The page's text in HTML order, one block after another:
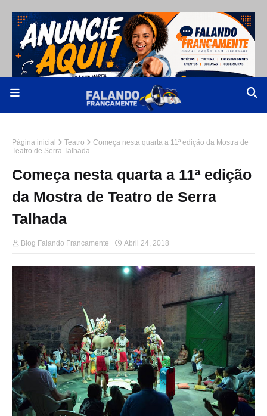
Página inicial Teatro
Começa nesta quarta a 11ª edição da Mostra de
Teatro de Serra Talhada
Começa nesta quarta a 11ª edição
da Mostra de Teatro de Serra
Talhada
Blog Falando Francamente Abril 24, 2018